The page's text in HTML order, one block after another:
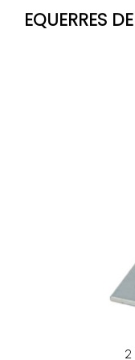
EQUERRES
2